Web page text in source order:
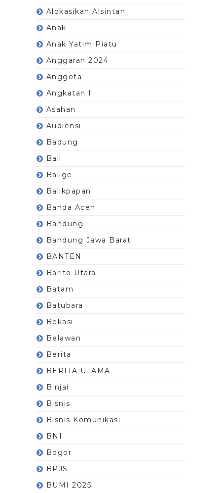
Alokasikan Alsintan
Anak
Anak Yatim Piatu
Anggaran 2024
Anggota
Angkatan I
Asahan
Audiensi
Badung
Bali
Balige
Balikpapan
Banda Aceh
Bandung
Bandung Jawa Barat
BANTEN
Barito Utara
Batam
Batubara
Bekasi
Belawan
Berita
BERITA UTAMA
Binjai
Bisnis
Bisnis Komunikasi
BNI
Bogor
BPJS
BUMI 2025